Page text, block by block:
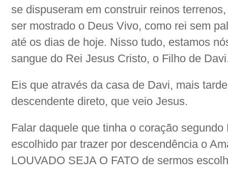
se dispuseram em construir reinos
ser mostrado o Deus Vivo, como rei sem
até os dias de hoje. Nisso tudo, estamos
sangue do Rei Jesus Cristo, o Filho de
Eis que através da casa de Davi, mais
descendente direto, que veio Jesus.
Falar daquele que tinha o coração
escolhido par trazer por descendência o
LOUVADO SEJA O FATO de sermos